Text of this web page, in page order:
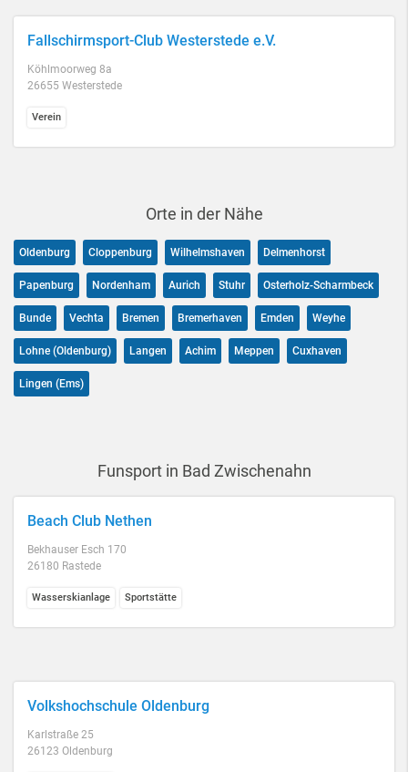
Fallschirmsport-Club Westerstede e.V.
Köhlmoorweg 8a
26655 Westerstede
Verein
Orte in der Nähe
Oldenburg Cloppenburg Wilhelmshaven Delmenhorst
Papenburg Nordenham Aurich Stuhr Osterholz-Scharmbeck
Bunde Vechta Bremen Bremerhaven Emden Weyhe
Lohne (Oldenburg) Langen Achim Meppen Cuxhaven
Lingen (Ems)
Funsport in Bad Zwischenahn
Beach Club Nethen
Bekhauser Esch 170
26180 Rastede
Wasserskianlage Sportstätte
Volkshochschule Oldenburg
Karlstraße 25
26123 Oldenburg